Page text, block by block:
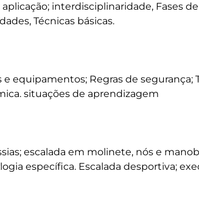
aplicação; interdisciplinaridade, Fases
Técnicas básicas.
e equipamentos; Regras de segurança;
situações de aprendizagem
escalada em molinete, nós e
específica. Escalada desportiva;